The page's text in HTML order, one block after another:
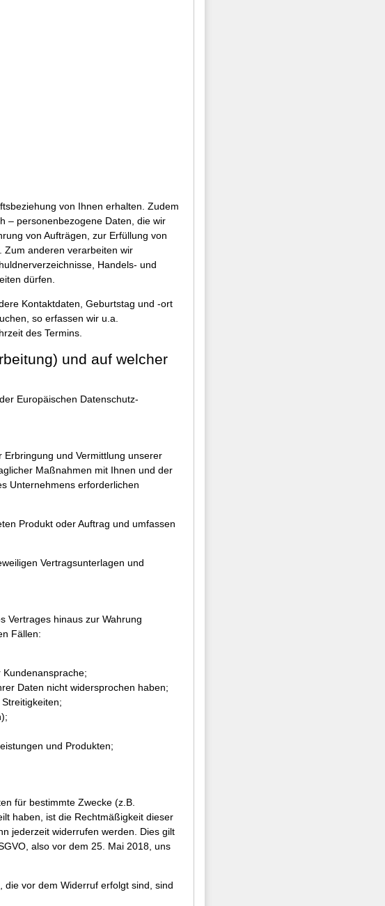
von Ihnen erhalten. Zudem
– personenbezogene Daten, die wir
von Aufträgen, zur Erfüllung von
Zum anderen verarbeiten wir
Handels- und
dürfen.
Kontaktdaten, Geburtstag und -ort
so erfassen wir u.a.
des Termins.
und auf welcher
Europäischen Datenschutz-
Erbringung und Vermittlung unserer
Maßnahmen mit Ihnen und der
Unternehmens erforderlichen
Produkt oder Auftrag und umfassen
Vertragsunterlagen und
Vertrages hinaus zur Wahrung
Fällen:
Daten nicht widersprochen haben;
und Produkten;
für bestimmte Zwecke (z.B.
haben, ist die Rechtmäßigkeit dieser
jederzeit widerrufen werden. Dies gilt
also vor dem 25. Mai 2018, uns
vor dem Widerruf erfolgt sind, sind